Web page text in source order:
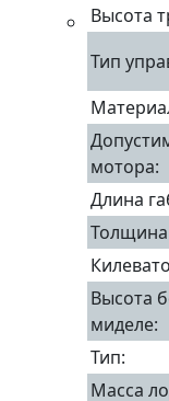
Высота
Тип
мотора:
Длина
Высота
миделе:
Тип:
Масса